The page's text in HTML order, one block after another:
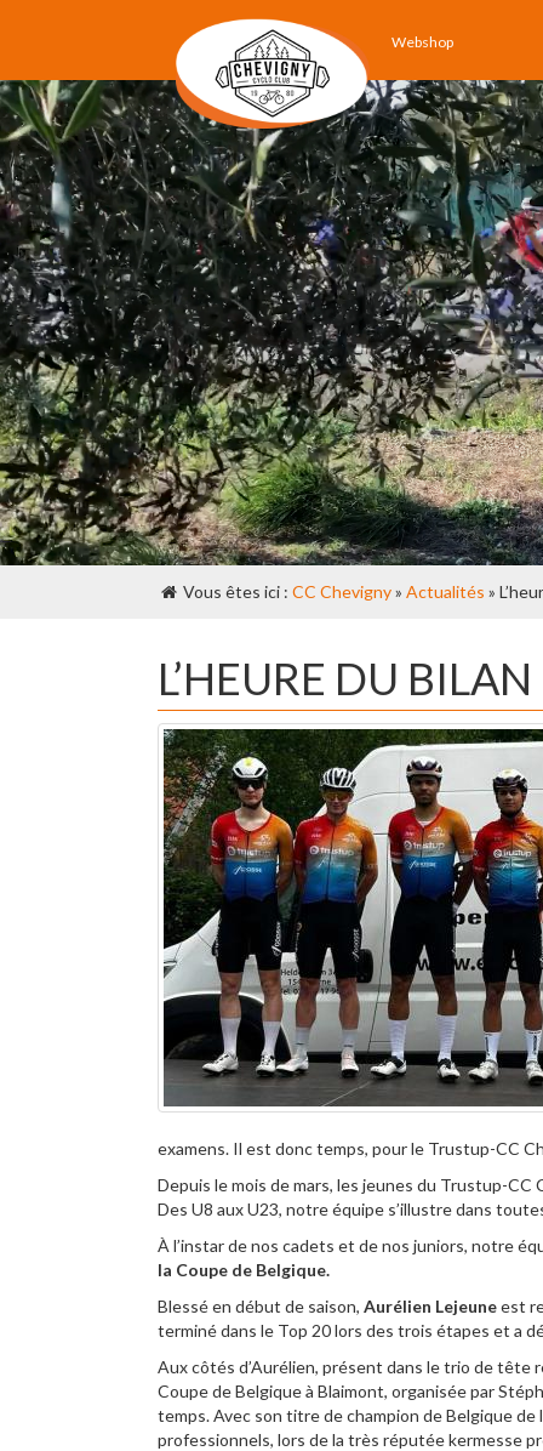
Webshop
Vous êtes ici : CC Chevigny» Actualités »
L’HEURE DU
examens. Il est donc temps, pour le Trustup-CC
Depuis le mois de mars, les jeunes du Trustup-
Des U8 aux U23, notre équipe s’illustre dans
À l’instar de nos cadets et de nos juniors, notre
la Coupe de Belgique.
Blessé en début de saison, Aurélien Lejeuneest
terminé dans le Top 20lors des trois étapes et a
Aux côtés d’Aurélien, présent dans le trio de tête
Coupe de Belgique à Blaimont, organisée par
temps. Avec son titre de champion de Belgique de
professionnels, lors de la très réputée kermesse